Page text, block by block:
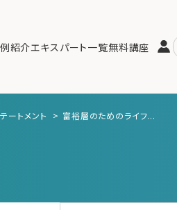
紹介エキスパート一覧無料講座
ートメント > 富裕層のためのライフ...